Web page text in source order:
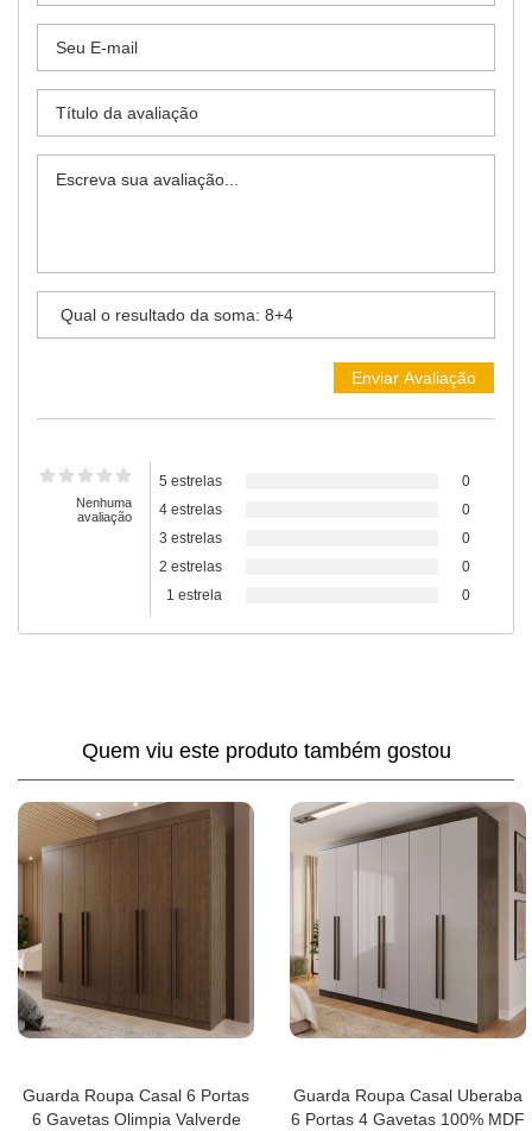
Nenhuma
avaliação
5 estrelas
0
4 estrelas
0
3 estrelas
0
2 estrelas
0
1 estrela
0
Quem viu este produto também gostou
Guarda Roupa Casal 6 Portas
6 Gavetas Olimpia Valverde
Guarda Roupa Casal Uberaba
6 Portas 4 Gavetas 100% MDF